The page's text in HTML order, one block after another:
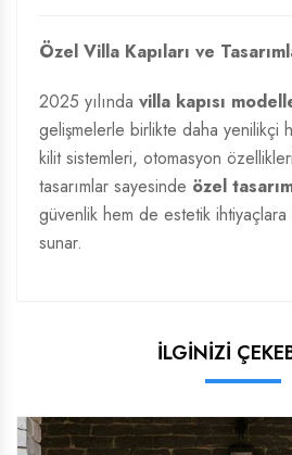
Özel Villa Kapıları ve
2025 yılında villa kapısı
gelişmelerle birlikte daha yenilikçi
kilit sistemleri, otomasyon
tasarımlar sayesinde özel
güvenlik hem de estetik
sunar.
İLGİNİZİ